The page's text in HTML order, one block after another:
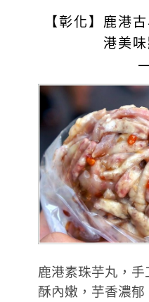
【彰化】鹿港
港美
鹿港素珠芋丸，
酥內嫩，芋香濃